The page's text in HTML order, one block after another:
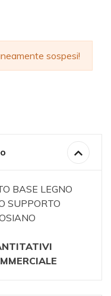
sospesi!
BASE LEGNO
SUPPORTO